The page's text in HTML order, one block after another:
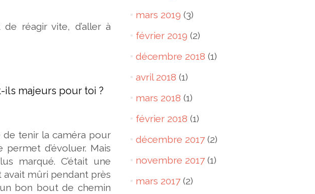
réagir vite, d’aller à
majeurs pour toi ?
de tenir la caméra pour
permet d’évoluer. Mais
marqué. C’était une
mûri pendant près
bon bout de chemin
mars 2019 (3)
février 2019 (2)
décembre 2018 (1)
avril 2018 (1)
mars 2018 (1)
février 2018 (1)
décembre 2017(2)
novembre 2017(1)
mars 2017(2)